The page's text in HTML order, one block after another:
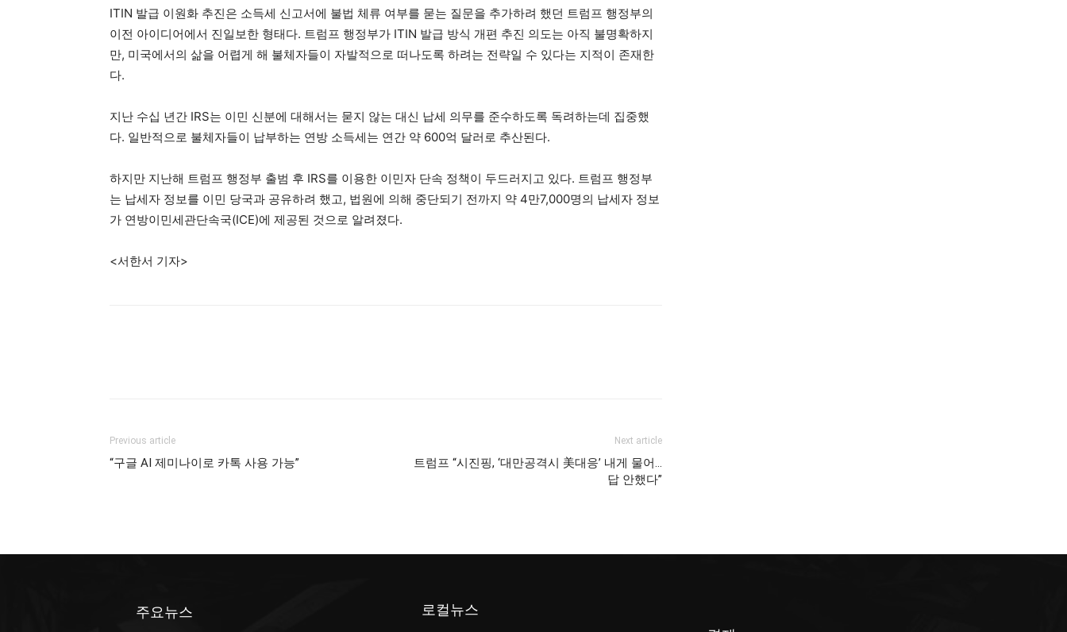
ITIN 발급 이원화 추진은 소득세 신고서에 불법 체류 여부를 묻는 질문을 추가하려 했던 트럼프 행정부의
이전 아이디어에서 진일보한 형태다. 트럼프 행정부가 ITIN 발급 방식 개편 추진 의도는 아직 불명확하지
만, 미국에서의 삶을 어렵게 해 불체자들이 자발적으로 떠나도록 하려는 전략일 수 있다는 지적이 존재한
다.
지난 수십 년간 IRS는 이민 신분에 대해서는 묻지 않는 대신 납세 의무를 준수하도록 독려하는데 집중했
다. 일반적으로 불체자들이 납부하는 연방 소득세는 연간 약 600억 달러로 추산된다.
하지만 지난해 트럼프 행정부 출범 후 IRS를 이용한 이민자 단속 정책이 두드러지고 있다. 트럼프 행정부
는 납세자 정보를 이민 당국과 공유하려 했고, 법원에 의해 중단되기 전까지 약 4만7,000명의 납세자 정보
가 연방이민세관단속국(ICE)에 제공된 것으로 알려졌다.
<서한서 기자>
Previous article
“구글 AI 제미나이로 카톡 사용 가능”
Next article
트럼프 “시진핑, ‘대만공격시 美대응’ 내게 물어…
답 안했다”
주요뉴스 로컬뉴스